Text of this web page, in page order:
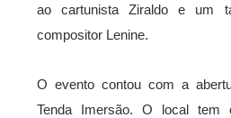
ao cartunista Ziraldo e um
compositor Lenine.
O evento contou com a
Tenda Imersão. O local tem